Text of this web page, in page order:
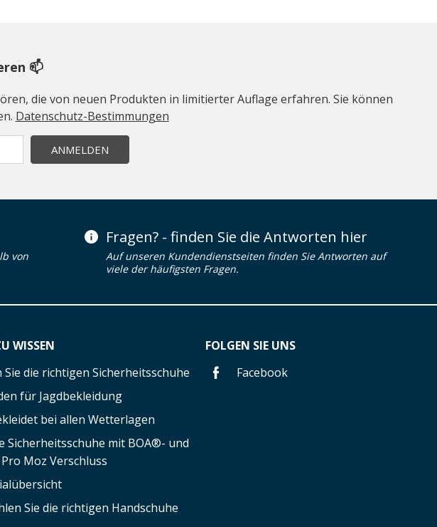
📫
die von neuen Produkten in limitierter Auflage erfahren. Sie können
Datenschutz-Bestimmungen
ANMELDEN
von
Fragen? - finden Sie die Antworten hier
Auf unseren Kundendienstseiten finden Sie Antworten auf
viele der häufigsten Fragen.
WISSEN
Sie die richtigen Sicherheitsschuhe
für Jagdbekleidung
bei allen Wetterlagen
Sicherheitsschuhe mit BOA®- und
Moz Verschluss
Sie die richtigen Handschuhe
FOLGEN SIE UNS
Facebook